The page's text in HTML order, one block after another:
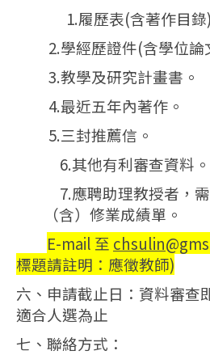
1.履歷表(含著作目錄)
2.學經歷證件(含學位論
3.教學及研究計畫書。
4.最近五年內著作。
5.三封推薦信。
6.其他有利審查資料。
7.應聘助理教授者，
（含）修業成績單。
E-mail 至 chsulin
標題請註明：應徵教師)
六、申請截止日：資料審查
適合人選為止
七、聯絡方式：